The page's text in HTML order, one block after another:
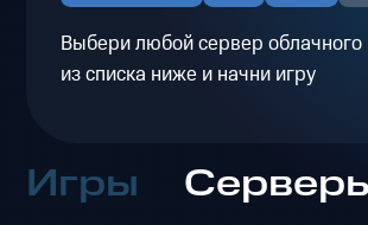
Выбери любой сервер облачного
из списка ниже и начни игру
Игры